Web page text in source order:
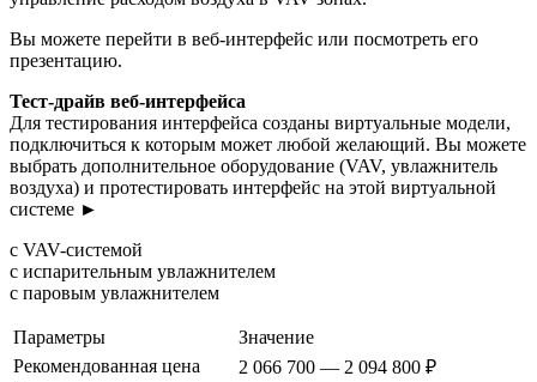
Вы можете перейти в веб-интерфейс или посмотреть его
презентацию.
Тест-драйв веб-интерфейса
Для тестирования интерфейса созданы виртуальные модели,
подключиться к которым может любой желающий. Вы можете
выбрать дополнительное оборудование (VAV, увлажнитель
воздуха) и протестировать интерфейс на этой виртуальной
системе ►
с VAV-системой
с испарительным увлажнителем
с паровым увлажнителем
Параметры
Значение
Рекомендованная цена
2 066 700 — 2 094 800 ₽